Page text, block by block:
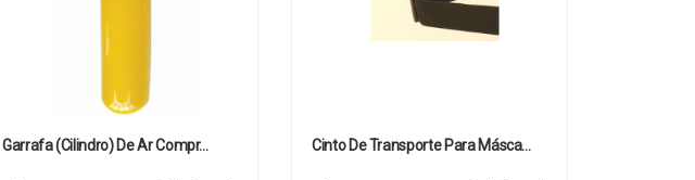
Garrafa (cilindro) De Ar Compr… Cinto De Transporte Para Másca…